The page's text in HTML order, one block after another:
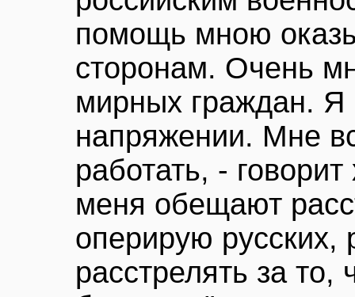
помощь мною
сторонам. Очень
мирных граждан. Я
напряжении. Мне
работать, -
меня обещают
оперирую русских,
расстрелять за то,